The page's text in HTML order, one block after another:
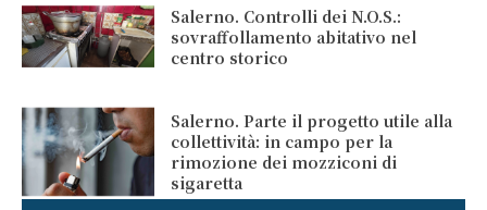
Salerno. Controlli dei N.O.S.:
sovraffollamento abitativo nel
centro storico
Salerno. Parte il progetto utile alla
collettività: in campo per la
rimozione dei mozziconi di
sigaretta